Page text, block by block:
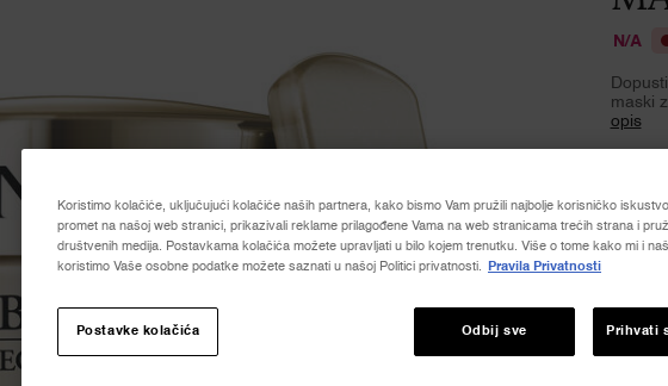
N/A
maski
opis
5
Read
11
Jedan
Koristimo kolačiće, uključujući kolačiće naših partnera, kako bismo Vam pružili najbolje korisničko
promet na našoj web stranici, prikazivali reklame prilagođene Vama na web stranicama trećih strana i
društvenih medija. Postavkama kolačića možete upravljati u bilo kojem trenutku. Više o tome kako mi i
koristimo Vaše osobne podatke možete saznati u našoj Politici privatnosti.
Pravila Privatnosti
Odbij sve Prihvati
Postavke kolačića